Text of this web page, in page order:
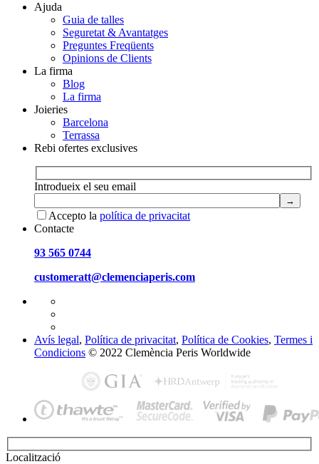
Ajuda
Guia de talles
Seguretat & Avantatges
Preguntes Freqüents
Opinions de Clients
La firma
Blog
La firma
Joieries
Barcelona
Terrassa
Rebi ofertes exclusives
Introdueix el seu email
Accepto la política de privacitat
Contacte
93 565 0744
customeratt@clemenciaperis.com
Avís legal, Política de privacitat, Política de Cookies, Termes i
Condicions © 2022 Clemència Peris Worldwide
Localització